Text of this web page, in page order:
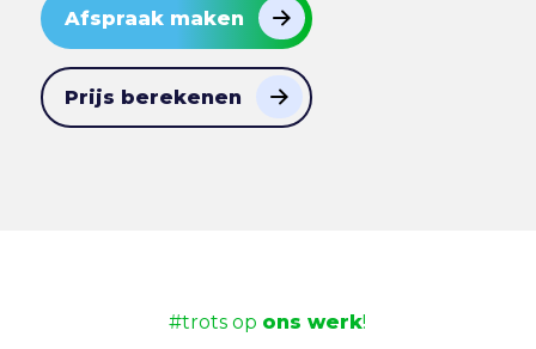
Afspraak maken
Prijs berekenen
#trots op ons werk!